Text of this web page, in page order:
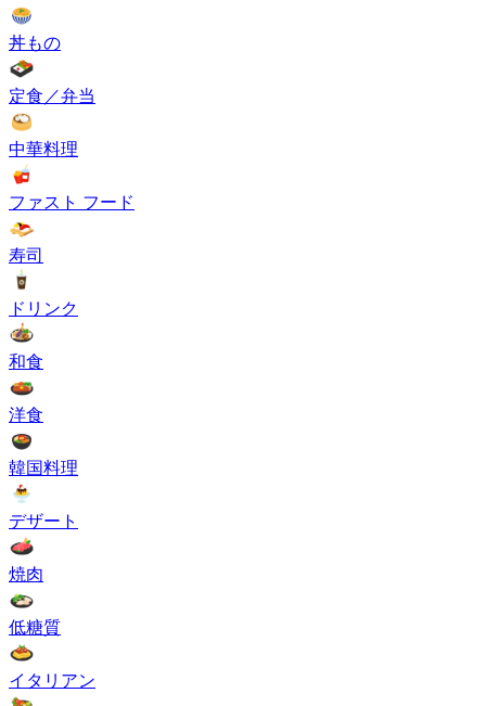
丼もの
定食／弁当
中華料理
ファスト フード
寿司
ドリンク
和食
洋食
韓国料理
デザート
焼肉
低糖質
イタリアン